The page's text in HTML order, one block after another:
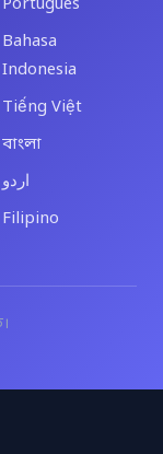
Português
Bahasa
Indonesia
Tiếng Việt
বাংলা
اردو
Filipino